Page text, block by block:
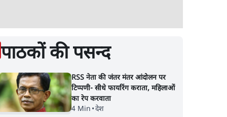
पाठकों की पसन्द
RSS नेता की जंतर मंतर आंदोलन पर
टिप्पणी- सीधे फायरिंग कराता, महिलाओं
का रेप करवाता
4 Min •देश